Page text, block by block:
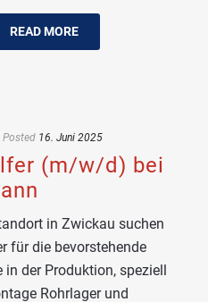
READ MORE
Posted 16. Juni 2025
(m/w/d) bei
in Zwickau suchen
für die bevorstehende
in der Produktion, speziell
Rohrlager und